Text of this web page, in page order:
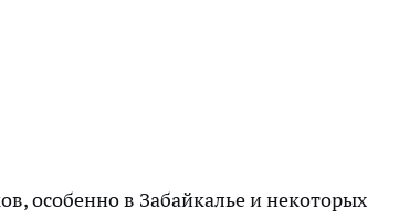
особенно в Забайкалье и некоторых